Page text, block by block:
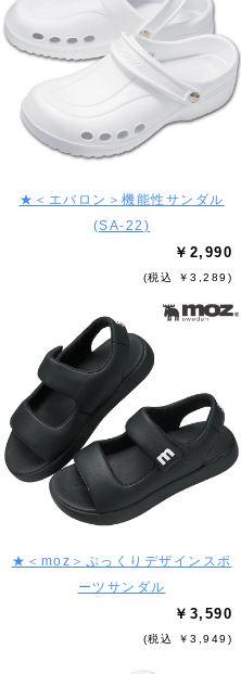
★＜エバロン＞機能性サンダル
(SA-22)
￥2,990
(税込 ￥3,289)
★＜moz＞ぷっくりデザインスポ
ーツサンダル
￥3,590
(税込 ￥3,949)